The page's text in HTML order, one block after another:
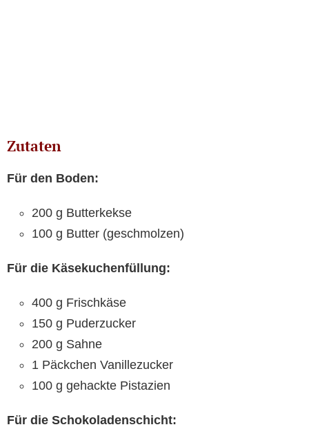
Zutaten
Für den Boden:
200 g Butterkekse
100 g Butter (geschmolzen)
Für die Käsekuchenfüllung:
400 g Frischkäse
150 g Puderzucker
200 g Sahne
1 Päckchen Vanillezucker
100 g gehackte Pistazien
Für die Schokoladenschicht: